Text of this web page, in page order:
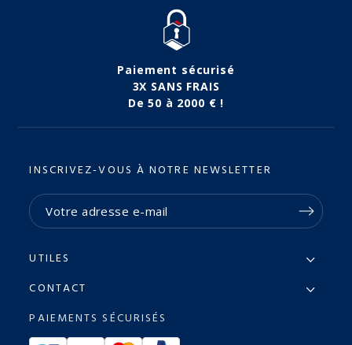
Paiement sécurisé
3X SANS FRAIS
De 50 à 2000 € !
INSCRIVEZ-VOUS À NOTRE NEWSLETTER
UTILES
CONTACT
PAIEMENTS SÉCURISÉS